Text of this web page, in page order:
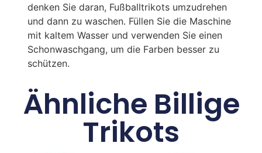
denken Sie daran, Fußballtrikots umzudrehen
und dann zu waschen. Füllen Sie die Maschine
mit kaltem Wasser und verwenden Sie einen
Schonwaschgang, um die Farben besser zu
schützen.
Ähnliche Billige
Trikots